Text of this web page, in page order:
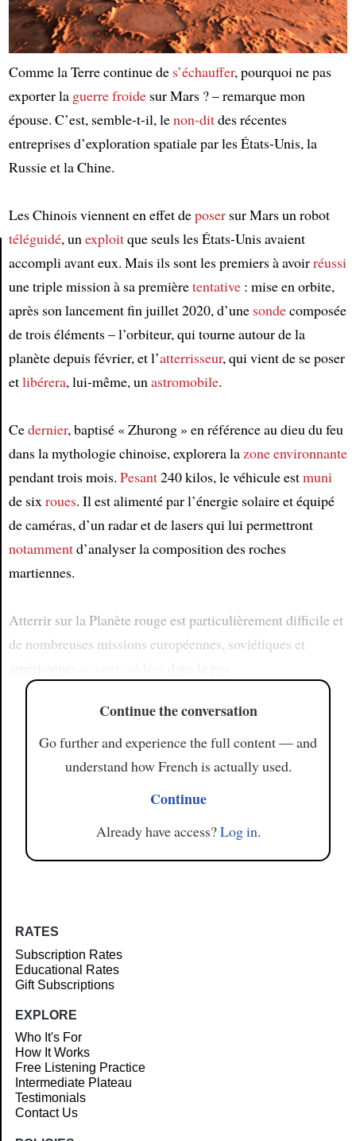
Article
Comme la Terre continue de s’échauffer, pourquoi ne pas
exporter la guerre froidesur Mars ? – remarque mon
épouse. C’est, semble-t-il, lenon-ditdes récentes
entreprises d’exploration spatiale par les États-Unis, la
Russie et la Chine.
Les Chinois viennent en effet deposersur Mars un robot
téléguidé, unexploitque seuls les États-Unis avaient
accompli avant eux. Mais ils sont les premiers à avoirréussi
une triple mission à sa premièretentative: mise en orbite,
après son lancement fin juillet 2020, d’une sondecomposée
de trois éléments – l’orbiteur, qui tourne autour de la
planète depuis février, et l’atterrisseur, qui vient de se poser
etlibérera, lui-même, unastromobile.
Cedernier, baptisé « Zhurong » en référence au dieu du feu
dans la mythologie chinoise, explorera lazone environnante
pendant trois mois. Pesant240 kilos, le véhicule estmuni
de sixroues. Il est alimenté par l’énergie solaire et équipé
de caméras, d’un radar et de lasers qui lui permettront
notammentd’analyser la composition des roches
martiennes.
Atterrir sur la Planète rouge est particulièrement difficile et
de nombreuses missions européennes, soviétiques et
Continue the conversation
Go further and experience the full content — and
understand how French is actually used.
Continue
Already have access?Log in.
RATES
Subscription Rates
Educational Rates
Gift Subscriptions
EXPLORE
Who It's For
How It Works
Free Listening Practice
Intermediate Plateau
Testimonials
Contact Us